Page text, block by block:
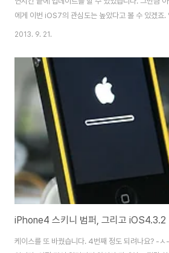
에게 이번 iOS7의 관심도는 높았다고 볼 수 있겠죠
가 넘어갔다는 버전 비중으로도 판단할 수 있을만큼.
왔던 자신들의 디자인을 버리고 완전히 새롭게 탈바
목을 받았죠. 일단 첫 인상은 꽤 좋습니다. 참 '예쁘다
같네요. 참 많이 바뀌었습니다. 대대적인 아이콘 교
한 부분까지.. 안테나가 점 표시로 바뀐 것은.. 예쁘
요. 안테나가..
2013. 9. 21.
iPhone4 스키니 범퍼, 그리고 iOS4.3.2
케이스를 또 바꿨습니다. 4번째 정도 되려나요? -